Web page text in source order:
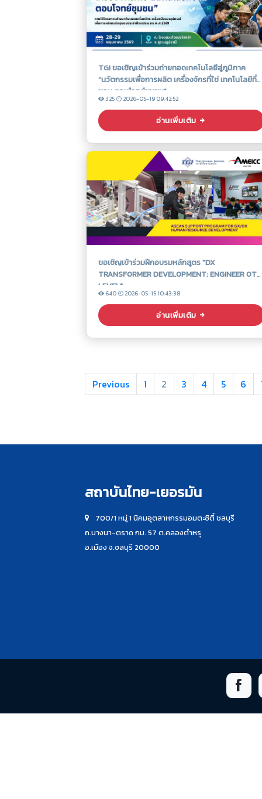
TGI ขอเชิญเข้าร่วมถ่ายทอดเทคโนโลยีสู่ภูมิภาค
“นวัตกรรมเพื่อการผลิต เครื่องจักรที่ใช่ เทคโนโลยีที่
ชอบ ตอบโจทย์ชุมชน”
325 2026-05-19 09:42:52
อ่านเพิ่มเติม
ขอเชิญเข้าร่วมฝึกอบรมหลักสูตร "DX
TRANSFORMER DEVELOPMENT: ENGINEER OT
LEVEL"
640 2026-05-15 10:43:38
อ่านเพิ่มเติม
Previous 1 2 3 4 5 6
สถาบันไทย-เยอรมัน
700/1 หมู่ 1 นิคมอุตสาหกรรมอมตะซิตี้ ชลบุรี
ถ.บางนา-ตราด กม. 57 ต.คลองตำหรุ
อ.เมือง จ.ชลบุรี 20000